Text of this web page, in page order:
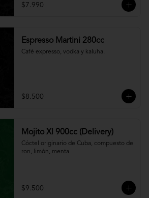
$7.990
Espresso Martini 280cc
Café expresso, vodka y kaluha.
$8.500
Mojito Xl 900cc (Delivery)
Cóctel originario de Cuba, compuesto de
ron, limón, menta
$9.500